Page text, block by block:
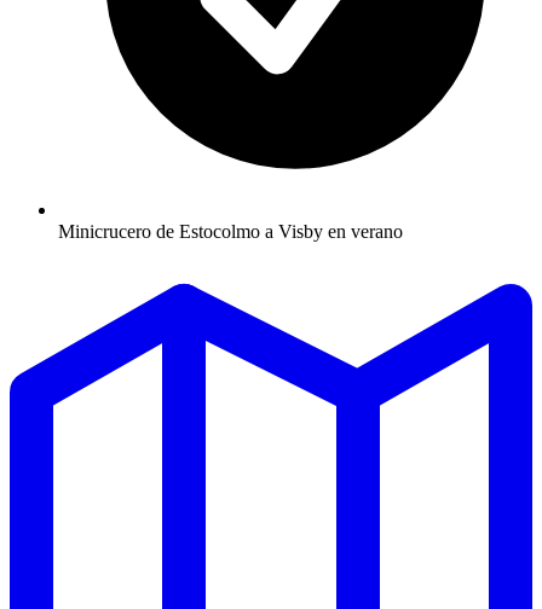
Minicrucero de Estocolmo a Visby en verano